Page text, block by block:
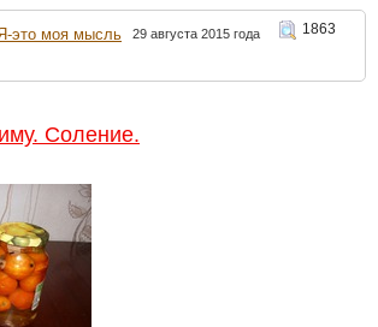
это моя мысль 29 августа 2015 года
1863
Соление.